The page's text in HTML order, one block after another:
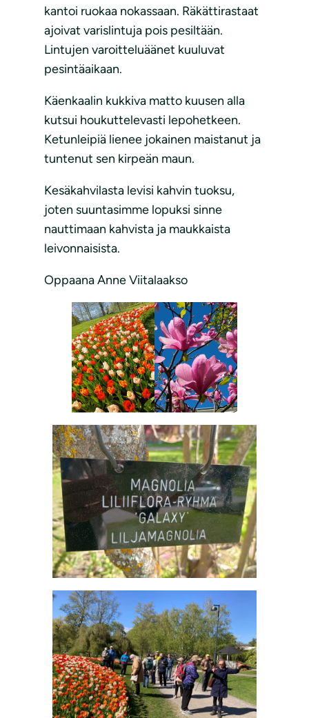
kantoi ruokaa nokassaan. Räkättirastaat
ajoivat varislintuja pois pesiltään.
Lintujen varoitteluäänet kuuluvat
pesintäaikaan.
Käenkaalin kukkiva matto kuusen alla
kutsui houkuttelevasti lepohetkeen.
Ketunleipiä lienee jokainen maistanut ja
tuntenut sen kirpeän maun.
Kesäkahvilasta levisi kahvin tuoksu,
joten suuntasimme lopuksi sinne
nauttimaan kahvista ja maukkaista
leivonnaisista.
Oppaana Anne Viitalaakso